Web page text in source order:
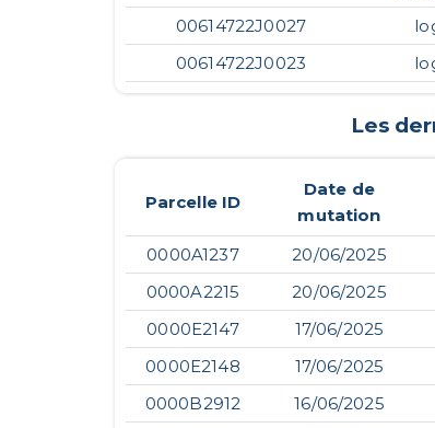
00614722J0027
00614722J0023
Les
Parcelle ID
Date de
mutation
0000A1237
20/06/2025
0000A2215
20/06/2025
0000E2147
17/06/2025
0000E2148
17/06/2025
0000B2912
16/06/2025